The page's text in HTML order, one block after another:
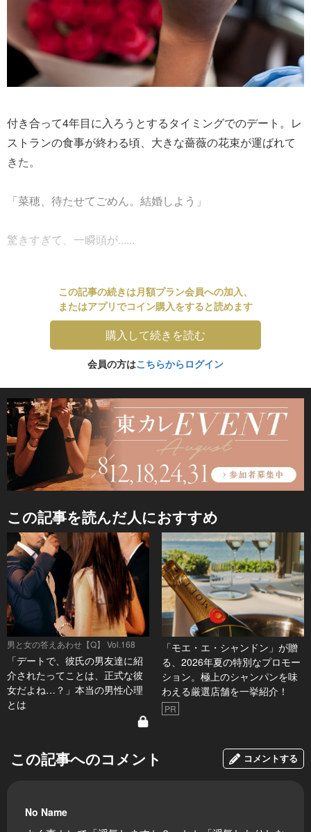
付き合って4年目に入ろうとするタイミングでのデート。レ
ストランの食事が終わる頃、大きな薔薇の花束が運ばれて
きた。
「菜穂、待たせてごめん。結婚しよう」
驚きすぎて、一瞬頭が......
この記事の続きは月額プラン会員への加入、
またはアプリでコイン購入をすると読めます
購入して続きを読む
会員の方はこちらからログイン
この記事を読んだ人におすすめ
男と女の答えあわせ【Q】 Vol.168
「デートで、彼氏の男友達に紹
介されたってことは、正式な彼
女だよね…？」本当の男性心理
とは
「モエ・エ・シャンドン」が贈
る、2026年夏の特別なプロモー
ション。極上のシャンパンを味
わえる厳選店舗を一挙紹介！
PR
この記事へのコメント コメントする
No Name